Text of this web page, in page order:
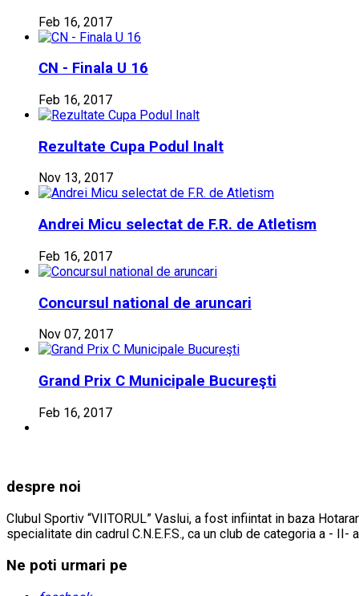
Feb 16, 2017
CN - Finala U 16
Feb 16, 2017
Rezultate Cupa Podul Inalt
Nov 13, 2017
Andrei Micu selectat de F.R. de Atletism
Feb 16, 2017
Concursul national de aruncari
Nov 07, 2017
Grand Prix C Municipale Bucureşti
Feb 16, 2017
despre noi
Clubul Sportiv “VIITORUL” Vaslui, a fost infiintat in baza
specialitate din cadrul C.N.E.F.S., ca un club de categoria a -
Ne poti urmari pe